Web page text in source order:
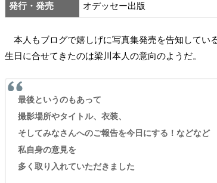
発行・発売 オデッセー出版
本人もブログで嬉しげに写真集発売を告知しているが、どうやら、写真集発売の告知を自分の誕
生日に合せてきたのは梁川本人の意向のようだ。
最後というのもあって
撮影場所やタイトル、衣装、
そしてみなさんへのご報告を今日にする！などなど
私自身の意見を
多く取り入れていただきました